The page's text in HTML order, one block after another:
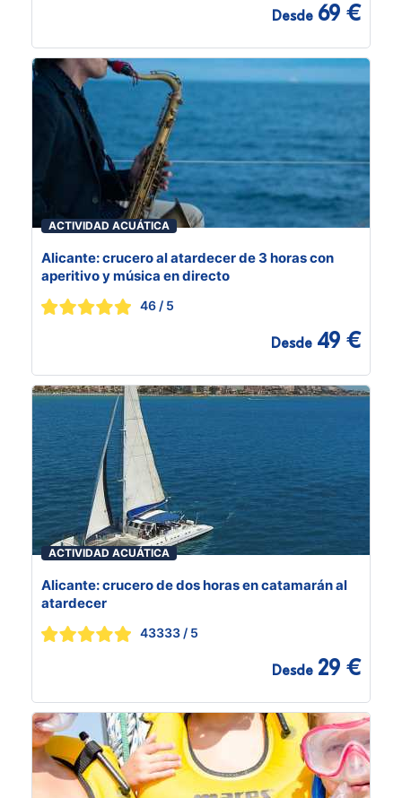
Desde 69 €
ACTIVIDAD ACUÁTICA
Alicante: crucero al atardecer de 3 horas con
aperitivo y música en directo
46 / 5
Desde 49 €
ACTIVIDAD ACUÁTICA
Alicante: crucero de dos horas en catamarán al
atardecer
43333 / 5
Desde 29 €